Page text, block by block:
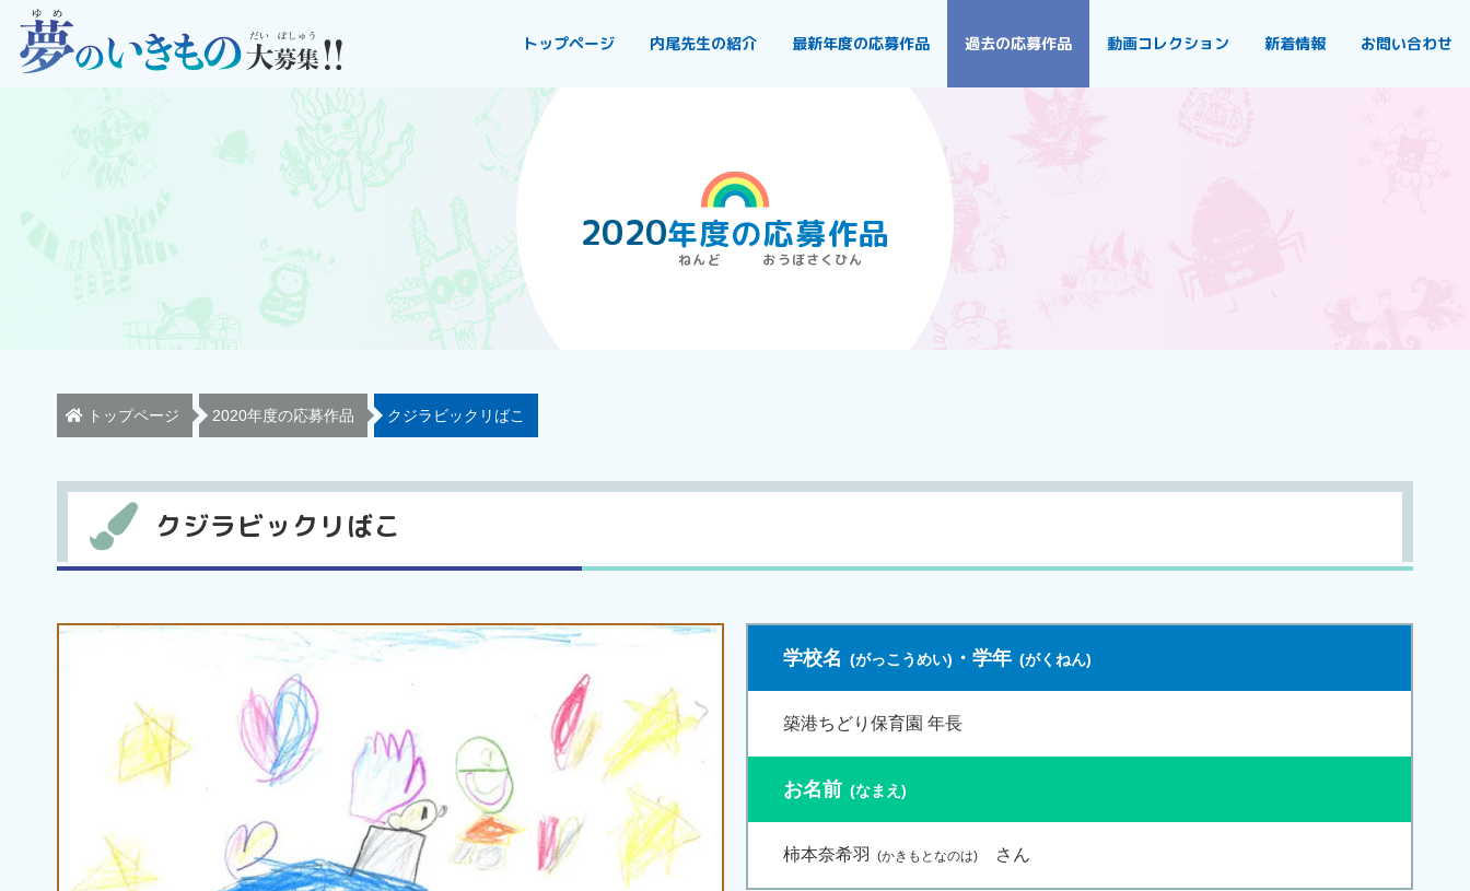
トップページ 内尾先生の紹介 最新年度の応募作品 過去の応募作品 動画コレクション 新着情報 お問い合わせ
2020年度の応募作品
トップページ 2020年度の応募作品 クジラビックリばこ
クジラビックリばこ
学校名 ・ 学年
築港ちどり保育園 年長
お名前
柿本奈希羽 さん